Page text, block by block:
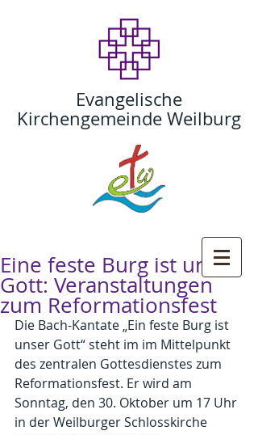
Evangelische
Kirchengemeinde Weilburg
Eine feste Burg ist unser
Gott: Veranstaltungen
zum Reformationsfest
Die Bach-Kantate „Ein feste Burg ist
unser Gott“ steht im im Mittelpunkt
des zentralen Gottesdienstes zum
Reformationsfest. Er wird am
Sonntag, den 30. Oktober um 17 Uhr
in der Weilburger Schlosskirche